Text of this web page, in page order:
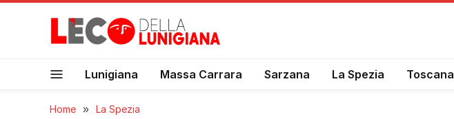
Lunigiana Massa Carrara Sarzana La Spezia Toscana
Home » La Spezia